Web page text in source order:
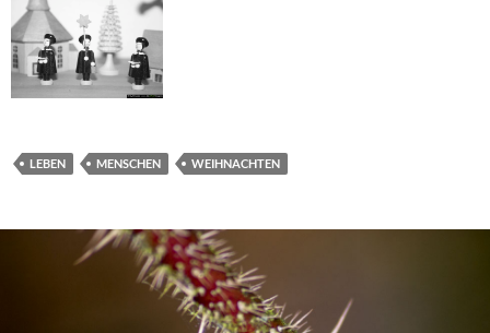
LEBEN MENSCHEN WEIHNACHTEN